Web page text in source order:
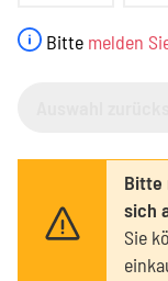
Bitte melden
Bitte
sich
Sie